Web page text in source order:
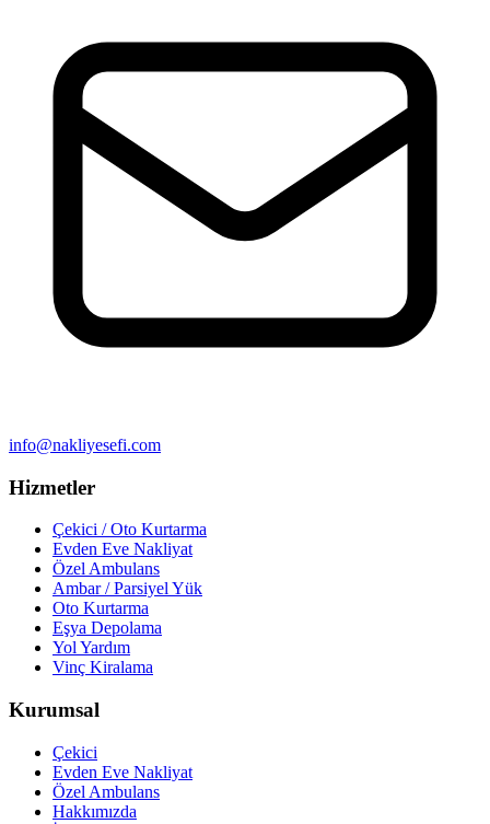
info@nakliyesefi.com
Hizmetler
Çekici / Oto Kurtarma
Evden Eve Nakliyat
Özel Ambulans
Ambar / Parsiyel Yük
Oto Kurtarma
Eşya Depolama
Yol Yardım
Vinç Kiralama
Kurumsal
Çekici
Evden Eve Nakliyat
Özel Ambulans
Hakkımızda